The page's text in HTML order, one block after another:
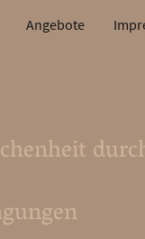
Angebote